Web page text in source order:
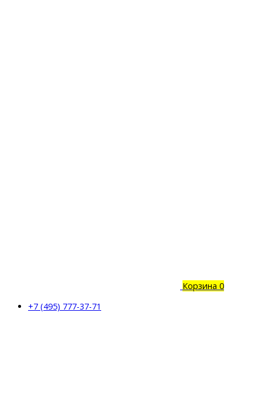
Корзина 0
+7 (495) 777-37-71